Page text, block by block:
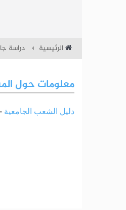
الرئيسية دراسة
معلومات حول
دليل الشعب الجامعية